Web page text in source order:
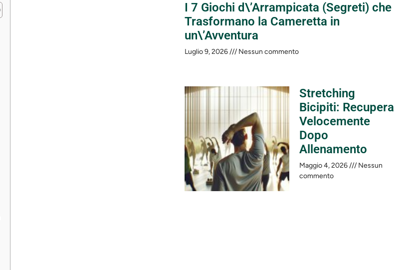
I 7 Giochi d\’Arrampicata (Segreti) che
Trasformano la Cameretta in
un\’Avventura
Luglio 9, 2026 Nessun commento
Stretching
Bicipiti: Recupera
Velocemente
Dopo
Allenamento
Maggio 4, 2026
Nessun
commento